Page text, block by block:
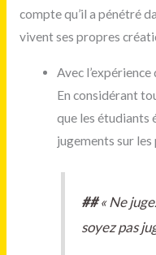
compte qu’il a pénétré
vivent ses propres
Avec
En considérant
que les étudiants
jugements sur les
##«Ne
soyez pas